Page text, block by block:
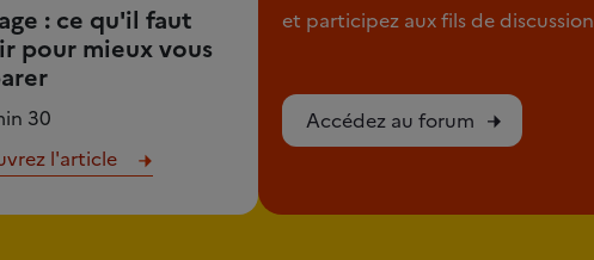
et participez aux fils de discussion
Accédez au forum
: ce qu'il faut
pour mieux vous
30
l'article